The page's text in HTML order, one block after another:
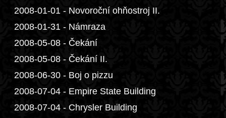
2008-01-01 - Novoroční ohňostroj II.
2008-01-31 - Námraza
2008-05-08 - Čekání
2008-05-08 - Čekání II.
2008-06-30 - Boj o pizzu
2008-07-04 - Empire State Building
2008-07-04 - Chrysler Building